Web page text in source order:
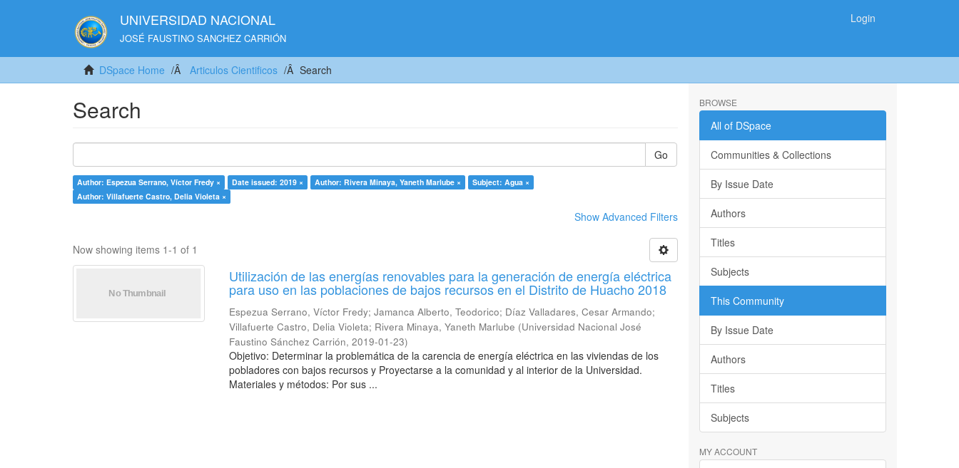
UNIVERSIDAD NACIONAL
JOSÉ FAUSTINO SANCHEZ CARRIÓN
Login
DSpace Home Articulos Cientificos Search
Search
Go
Author: Espezua Serrano, Víctor Fredy × Date issued: 2019 × Author: Rivera Minaya, Yaneth Marlube ×
Subject: Agua ×
Author: Villafuerte Castro, Delia Violeta ×
Show Advanced Filters
Now showing items 1-1 of 1
Utilización de las energías renovables para la generación de energía eléctrica
para uso en las poblaciones de bajos recursos en el Distrito de Huacho 2018
Espezua Serrano, Víctor Fredy;Jamanca Alberto, Teodorico; Díaz Valladares, Cesar Armando;
Villafuerte Castro, Delia Violeta; Rivera Minaya, Yaneth Marlube (Universidad Nacional José
Faustino Sánchez Carrión,2019-01-23)
Objetivo: Determinar la problemática de la carencia de energía eléctrica en las viviendas de los
pobladores con bajos recursos y Proyectarse a la comunidad y al interior de la Universidad.
Materiales y métodos: Por sus ...
BROWSE
All of DSpace
Communities & Collections
By Issue Date
Authors
Titles
Subjects
This Community
By Issue Date
Authors
Titles
Subjects
MY ACCOUNT